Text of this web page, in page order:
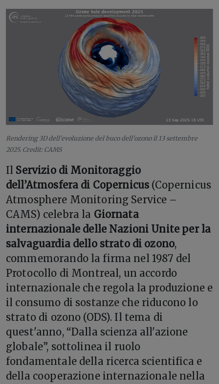
Rendering 3D dell'evoluzione del buco dell'ozono il 13 settembre
2025. Credit: CAMS
Il Servizio di Monitoraggio
dell’Atmosfera di Copernicus (Copernicus
Atmosphere Monitoring Service –
CAMS) celebra la Giornata
internazionale delle Nazioni Unite per la
salvaguardia dello strato di ozono,
commemorando la firma nel 1987 del
Protocollo di Montreal, un accordo
internazionale che regola la produzione e
il consumo di sostanze che riducono lo
strato di ozono (ODS). Il tema di
quest'anno, “Dalla scienza all'azione
globale”, sottolinea il ruolo
fondamentale della ricerca scientifica e
della cooperazione internazionale nella